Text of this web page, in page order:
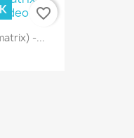
-...
favorite_border